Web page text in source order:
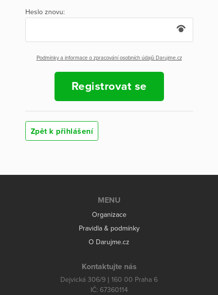
Heslo znovu:
Podmínky a informace o zpracování osobních údajů Darujme.cz
Registrovat se
Zpět k přihlášení
MENU
Organizace
Pravidla & podmínky
O Darujme.cz
Kontaktujte nás
Dejvická 306/9 | 160 00 Praha 6
IČ: 67360114